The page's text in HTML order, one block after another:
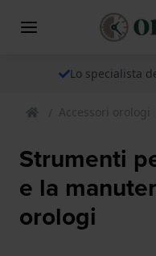
Lo specialista
Accessori orologi
Strumenti
e la
orologi